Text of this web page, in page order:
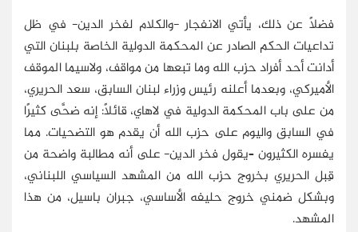
فضلًا عن ذلك، يأتي الانفجار -والكلام لفخر الدين- في ظل
تداعيات الحكم الصادر عن المحكمة الدولية الخاصة بلبنان التي
أدانت أحد أفراد حزب الله وما تبعها من مواقف، ولاسيما الموقف
الأميركي، وبعدما أعلنه رئيس وزراء لبنان السابق، سعد الحريري،
من على باب المحكمة الدولية في لاهاي، قائلًا: إنه ضحَّى كثيرًا
في السابق واليوم على حزب الله أن يقدم هو التضحيات. مما
يفسره الكثيرون –يقول فخر الدين- على أنه مطالبة واضحة من
قِبل الحريري بخروج حزب الله من المشهد السياسي اللبناني،
وبشكل ضمني خروج حليفه الأساسي، جبران باسيل، من هذا
المشهد.